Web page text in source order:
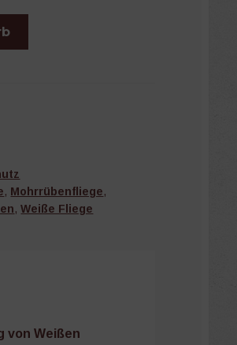
, Mohrrübenfliege,
,Weiße Fliege
von Weißen